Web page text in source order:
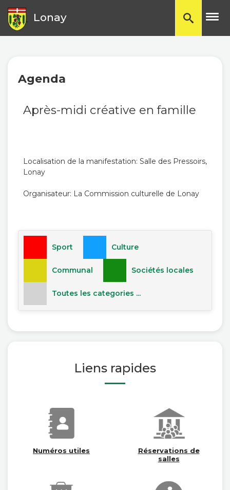
Lonay
Agenda
Après-midi créative en famille
Localisation de la manifestation: Salle des Pressoirs,
Lonay
Organisateur: La Commission culturelle de Lonay
Sport Culture
Communal Sociétés locales
Toutes les categories ...
Liens rapides
Numéros utiles
Réservations de
salles